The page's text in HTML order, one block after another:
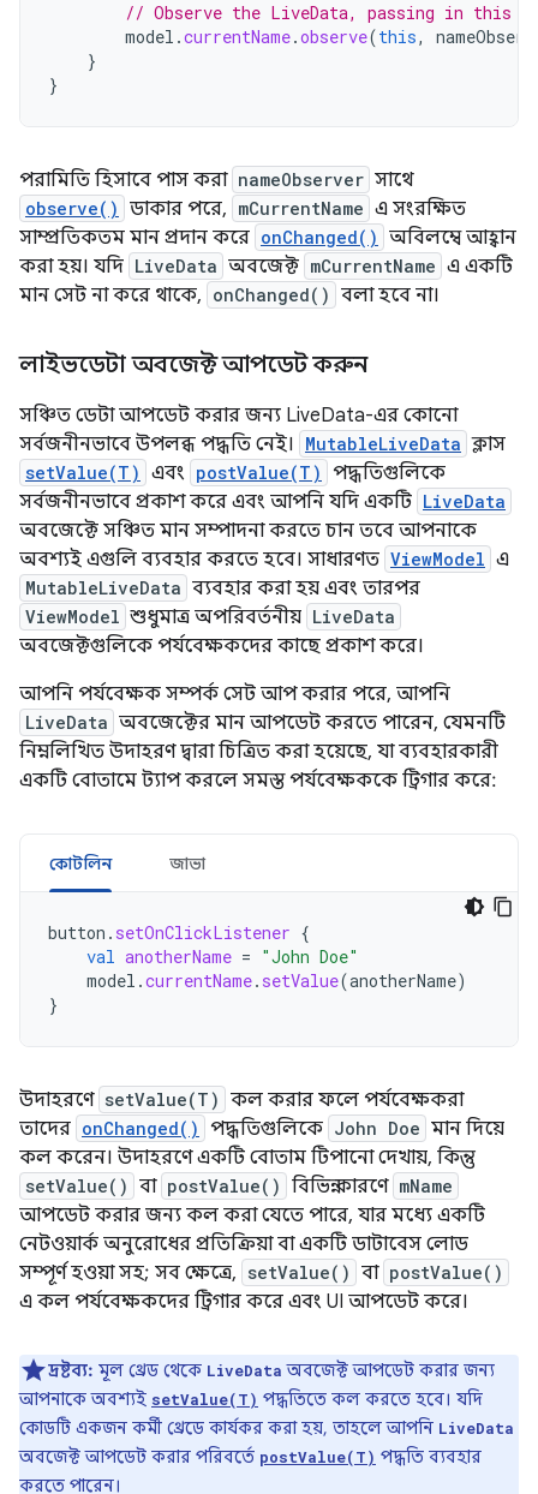
// Observe the LiveData, passing in this
model .currentName.observe(this,
}
}
পরামিতি হিসাবে পাস করা nameObserver সাথে
observe() ডাকার পরে, mCurrentName এ সংরক্ষিত
সাম্প্রতিকতম মান প্রদান করে onChanged() অবিলম্বে আহ্বান
করা হয়। যদি LiveData অবজেক্ট mCurrentName এ একটি
মান সেট না করে থাকে, onChanged() বলা হবে না।
লাইভডেটা অবজেক্ট আপডেট করুন
সঞ্চিত ডেটা আপডেট করার জন্য LiveData-এর কোনো
সর্বজনীনভাবে উপলব্ধ পদ্ধতি নেই।
MutableLiveData ক্লাস
setValue(T) এবং postValue(T) পদ্ধতিগুলিকে
সর্বজনীনভাবে প্রকাশ করে এবং আপনি যদি একটি LiveData
অবজেক্টে সঞ্চিত মান সম্পাদনা করতে চান তবে আপনাকে
অবশ্যই এগুলি ব্যবহার করতে হবে। সাধারণত ViewModel এ
MutableLiveData ব্যবহার করা হয় এবং তারপর
ViewModel শুধুমাত্র অপরিবর্তনীয় LiveData
অবজেক্টগুলিকে পর্যবেক্ষকদের কাছে প্রকাশ করে।
আপনি পর্যবেক্ষক সম্পর্ক সেট আপ করার পরে, আপনি
LiveData অবজেক্টের মান আপডেট করতে পারেন, যেমনটি
নিম্নলিখিত উদাহরণ দ্বারা চিত্রিত করা হয়েছে, যা ব্যবহারকারী
একটি বোতামে ট্যাপ করলে সমস্ত পর্যবেক্ষককে ট্রিগার করে:
কোটলিন জাভা
button . setOnClickListener {
val anotherName = "John Doe"
model .currentName. setValue(anotherName)
}
উদাহরণে setValue(T) কল করার ফলে পর্যবেক্ষকরা
তাদের onChanged() পদ্ধতিগুলিকে John Doe মান দিয়ে
কল করেন। উদাহরণে একটি বোতাম টিপানো দেখায়, কিন্তু
setValue() বা postValue() বিভিন্ন কারণে mName
আপডেট করার জন্য কল করা যেতে পারে, যার মধ্যে একটি
নেটওয়ার্ক অনুরোধের প্রতিক্রিয়া বা একটি ডাটাবেস লোড
সম্পূর্ণ হওয়া সহ; সব ক্ষেত্রে, setValue() বা postValue()
এ কল পর্যবেক্ষকদের ট্রিগার করে এবং UI আপডেট করে।
দ্রষ্টব্য: মূল থ্রেড থেকে LiveData অবজেক্ট আপডেট করার জন্য
আপনাকে অবশ্যই setValue(T) পদ্ধতিতে কল করতে হবে। যদি
কোডটি একজন কর্মী থ্রেডে কার্যকর করা হয়, তাহলে আপনি LiveData
অবজেক্ট আপডেট করার পরিবর্তে postValue(T) পদ্ধতি ব্যবহার
করতে পারেন।